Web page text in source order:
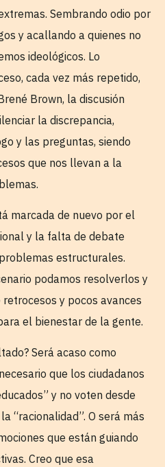
Sembrando odio por
y acallando a quienes no
ideológicos. Lo
cada vez más repetido,
Brown, la discusión
la discrepancia,
y las preguntas, siendo
que nos llevan a la
marcada de nuevo por el
y la falta de debate
estructurales.
podamos resolverlos y
y pocos avances
el bienestar de la gente.
Será acaso como
que los ciudadanos
y no voten desde
“racionalidad”. O será más
que están guiando
Creo que esa